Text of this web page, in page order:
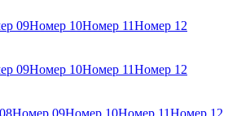
09Номер 10Номер 11Номер 12
09Номер 10Номер 11Номер 12
Номер 09Номер 10Номер 11Номер 12